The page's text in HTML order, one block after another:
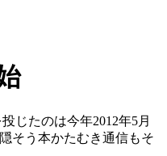
じたのは今年2012年5月
そう本かたむき通信もそ